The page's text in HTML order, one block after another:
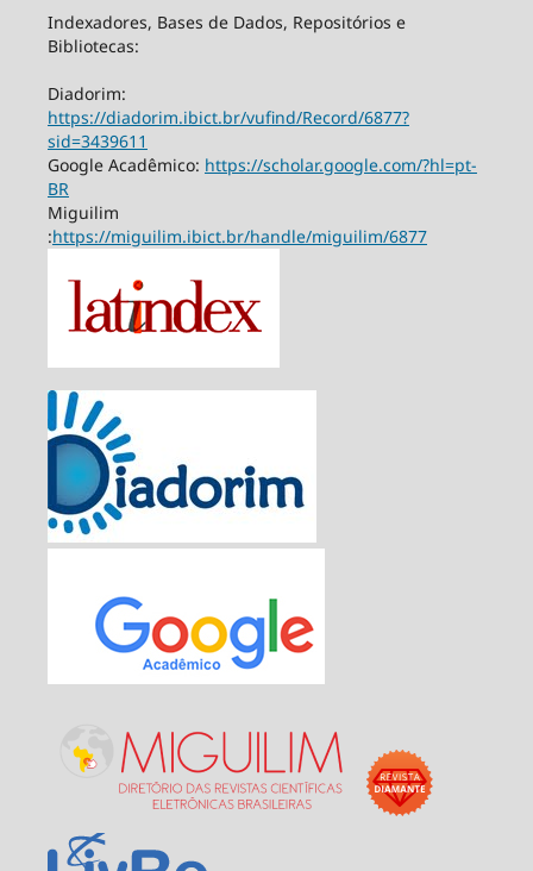
Indexadores, Bases de Dados, Repositórios e
Bibliotecas:
Diadorim:
https://diadorim.ibict.br/vufind/Record/6877?
sid=3439611
Google Acadêmico: https://scholar.google.com/?hl=pt-
BR
Miguilim
:https://miguilim.ibict.br/handle/miguilim/6877